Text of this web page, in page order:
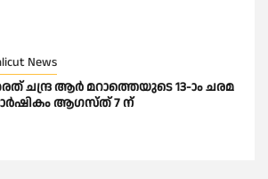
News
ചന്ദ്ര ആർ മറാത്തെയുടെ 13-ാം ചരമ
ആഗസ്ത് 7 ന്